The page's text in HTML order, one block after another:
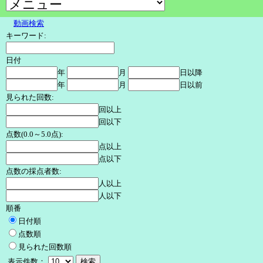
動画検索
キーワード:
日付
年
月
日以降
年
月
日以前
見られた回数:
回以上
回以下
点数(0.0～5.0点):
点以上
点以下
点数の採点者数:
人以上
人以下
順番
日付順
点数順
見られた回数順